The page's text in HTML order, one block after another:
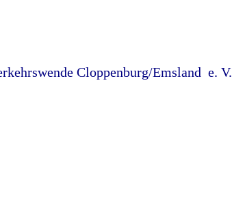
Cloppenburg/Emsland e. V.